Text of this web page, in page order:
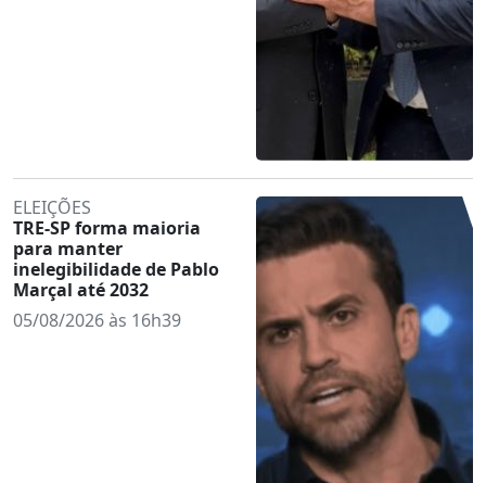
ELEIÇÕES
TRE-SP forma maioria
para manter
inelegibilidade de Pablo
Marçal até 2032
05/08/2026 às 16h39